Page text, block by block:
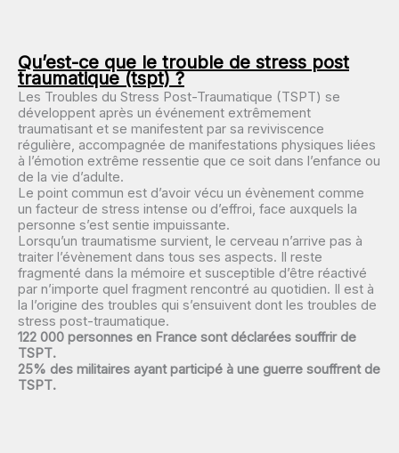
Qu’est-ce que le trouble de stress post
traumatique (tspt) ?
Les Troubles du Stress Post-Traumatique (TSPT) se
développent après un événement extrêmement
traumatisant et se manifestent par sa reviviscence
régulière, accompagnée de manifestations physiques liées
à l’émotion extrême ressentie que ce soit dans l’enfance ou
de la vie d’adulte.
Le point commun est d’avoir vécu un évènement comme
un facteur de stress intense ou d’effroi, face auxquels la
personne s’est sentie impuissante.
Lorsqu’un traumatisme survient, le cerveau n’arrive pas à
traiter l’évènement dans tous ses aspects. Il reste
fragmenté dans la mémoire et susceptible d’être réactivé
par n’importe quel fragment rencontré au quotidien. Il est à
la l’origine des troubles qui s’ensuivent dont les troubles de
stress post-traumatique.
122 000 personnes en France sont déclarées souffrir de
TSPT.
25% des militaires ayant participé à une guerre souffrent de
TSPT.